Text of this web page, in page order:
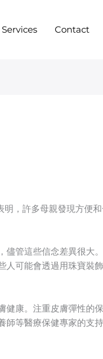
Services Contact
明，許多母親發現方便
儘管這些信念差異很大
人可能會透過用珠寶裝
健康。注重皮膚彈性的
師等醫療保健專家的支